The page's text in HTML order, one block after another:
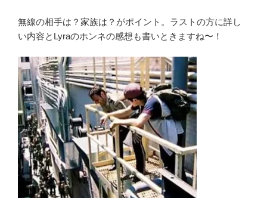
The
WalkingDead1-
の
め
て」
タ
バ
レ
ツ
ッ
コ
ミ
ポ
イ
無線の相手は？家族は？がポイント。ラストの方に詳し
い内容とLyraのホンネの感想も書いときますね〜！